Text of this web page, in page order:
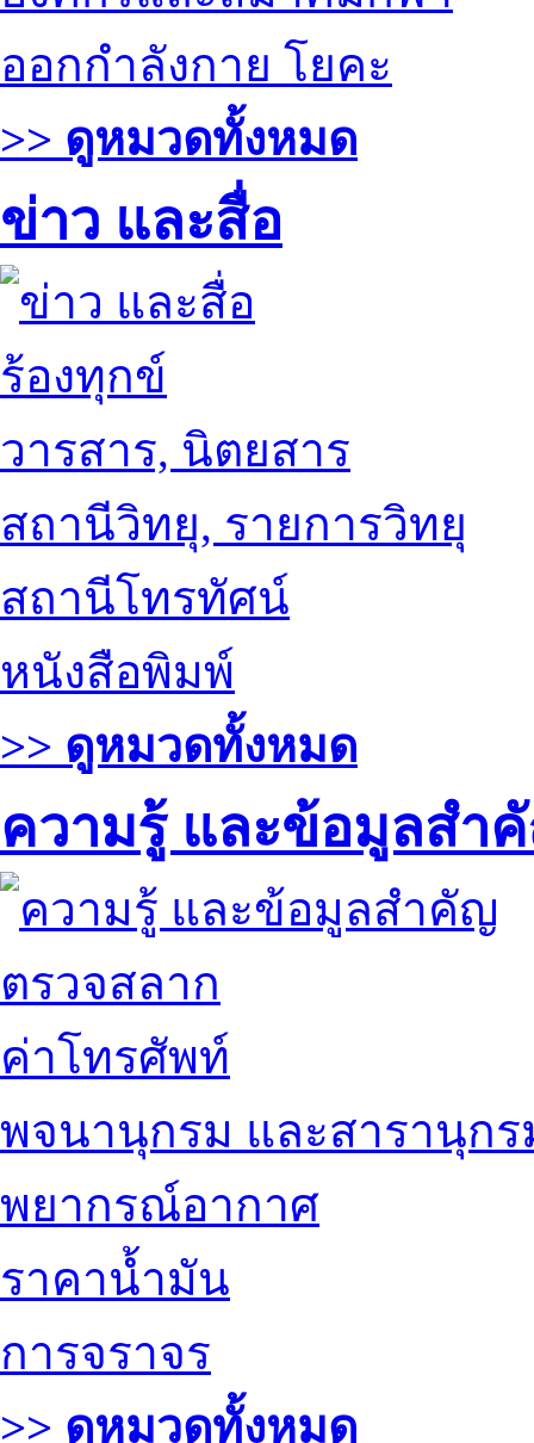
ออกกำลังกาย โยคะ
>> ดูหมวดทั้งหมด
ข่าว และสื่อ
ร้องทุกข์
วารสาร, นิตยสาร
สถานีวิทยุ, รายการวิทยุ
สถานีโทรทัศน์
หนังสือพิมพ์
>> ดูหมวดทั้งหมด
ความรู้ และข้อมูลสำ
ตรวจสลาก
ค่าโทรศัพท์
พจนานุกรม และสารานุกร
พยากรณ์อากาศ
ราคาน้ำมัน
การจราจร
>> ดูหมวดทั้งหมด